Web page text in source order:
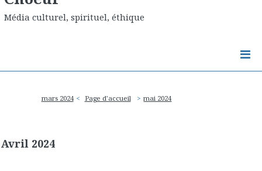
Média culturel, spirituel, éthique
mars 2024 Page d'accueil mai 2024
Avril 2024